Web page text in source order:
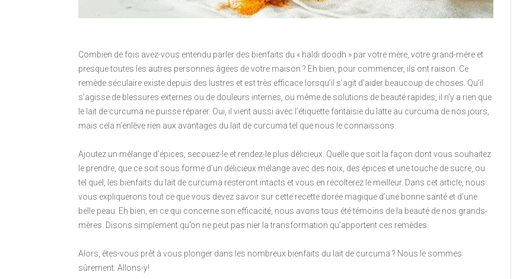
Combien de fois avez-vous entendu parler des bienfaits du « haldi doodh » par votre mère, votre grand-mère et
presque toutes les autres personnes âgées de votre maison ? Eh bien, pour commencer, ils ont raison. Ce
remède séculaire existe depuis des lustres et est très efficace lorsqu’il s’agit d’aider beaucoup de choses. Qu’il
s’agisse de blessures externes ou de douleurs internes, ou même de solutions de beauté rapides, il n’y a rien que
le lait de curcuma ne puisse réparer. Oui, il vient aussi avec l’étiquette fantaisie du latte au curcuma de nos jours,
mais cela n’enlève rien aux avantages du lait de curcuma tel que nous le connaissons.
Ajoutez un mélange d’épices, secouez-le et rendez-le plus délicieux. Quelle que soit la façon dont vous souhaitez
le prendre, que ce soit sous forme d’un délicieux mélange avec des noix, des épices et une touche de sucre, ou
tel quel, les bienfaits du lait de curcuma resteront intacts et vous en récolterez le meilleur. Dans cet article, nous
vous expliquerons tout ce que vous devez savoir sur cette recette dorée magique d’une bonne santé et d’une
belle peau. Eh bien, en ce qui concerne son efficacité, nous avons tous été témoins de la beauté de nos grands-
mères. Disons simplement qu’on ne peut pas nier la transformation qu’apportent ces remèdes.
Alors, êtes-vous prêt à vous plonger dans les nombreux bienfaits du lait de curcuma ? Nous le sommes
sûrement. Allons-y!